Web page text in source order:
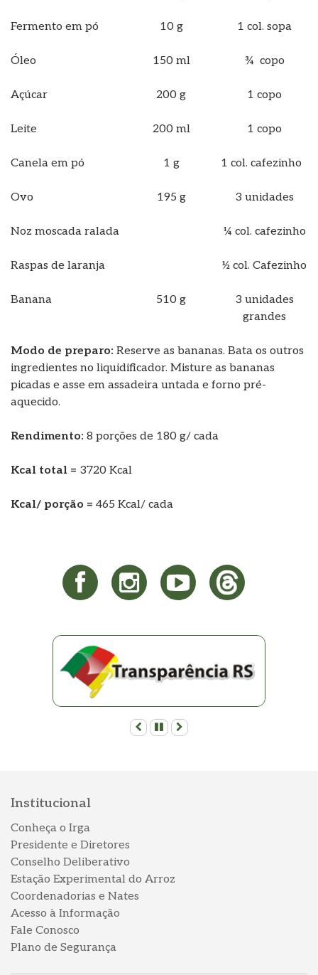
Fermento em pó 10 g 1 col. sopa
Óleo 150 ml ¾ copo
Açúcar 200 g 1 copo
Leite 200 ml 1 copo
Canela em pó 1 g 1 col. cafezinho
Ovo 195 g 3 unidades
Noz moscada ralada ¼ col. cafezinho
Raspas de laranja ½ col. Cafezinho
Banana 510 g
3 unidades
grandes
Modo de preparo: Reserve as bananas. Bata os outros
ingredientes no liquidificador. Misture as bananas
picadas e asse em assadeira untada e forno pré-
aquecido.
Rendimento: 8 porções de 180 g/ cada
Kcal total = 3720 Kcal
Kcal/ porção = 465 Kcal/ cada
Anterior
PausarPróximo
Institucional
Conheça o Irga
Presidente e Diretores
Conselho Deliberativo
Estação Experimental do Arroz
Coordenadorias e Nates
Acesso à Informação
Fale Conosco
Plano de Segurança